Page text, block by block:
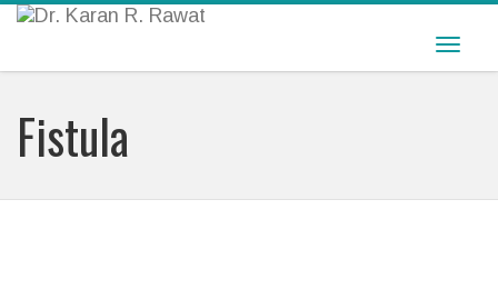
Toggle
Fistula